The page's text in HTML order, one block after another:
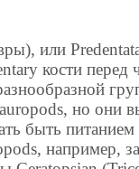
или
кости перед
но они
быть
например,